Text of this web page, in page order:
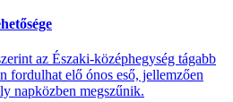
az Északi-középhegység tágabb
fordulhat elő ónos eső, jellemzően
napközben megszűnik.